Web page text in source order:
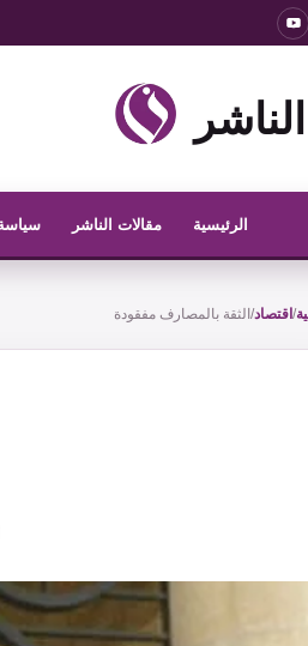
الرئيسية مقالات الناشر
/ اقتصاد/ الثقة بالمصارف مفقودة